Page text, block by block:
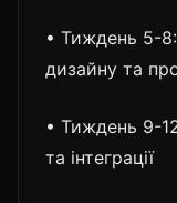
• Тиждень 5-8:
дизайну та
• Тиждень 9-
та інтеграції